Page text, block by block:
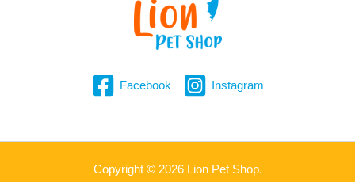
Facebook Instagram
Copyright © 2026 Lion Pet Shop.